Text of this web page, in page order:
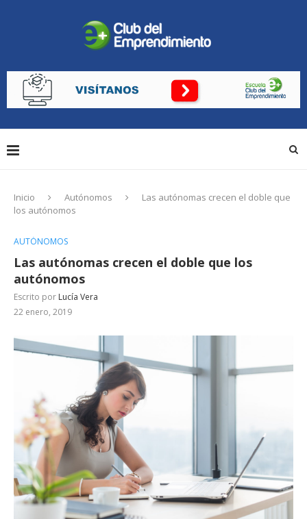
Inicio Autónomos
Las autónomas crecen el doble que
los autónomos
AUTÓNOMOS
Las autónomas crecen el doble que los
autónomos
Escrito por Lucía Vera
22 enero, 2019